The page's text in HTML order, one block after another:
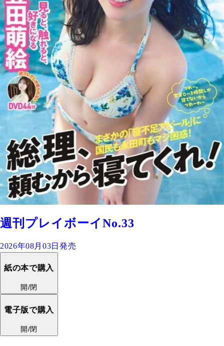
週刊プレイボーイNo.33
2026年08月03日発売
紙の本で購入
開/閉
電子版で購入
開/閉